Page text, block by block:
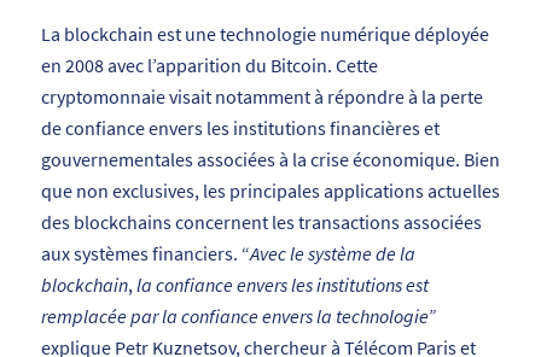
La blockchain est une technologie numérique déployée
en 2008 avec l’apparition du Bitcoin. Cette
cryptomonnaie visait notamment à répondre à la perte
de confiance envers les institutions financières et
gouvernementales associées à la crise économique. Bien
que non exclusives, les principales applications actuelles
des blockchains concernent les transactions associées
aux systèmes financiers. “Avec le système de la
blockchain,la confiance envers les institutions est
remplacée par la confiance envers la technologie”
explique Petr Kuznetsov, chercheur à Télécom Paris et